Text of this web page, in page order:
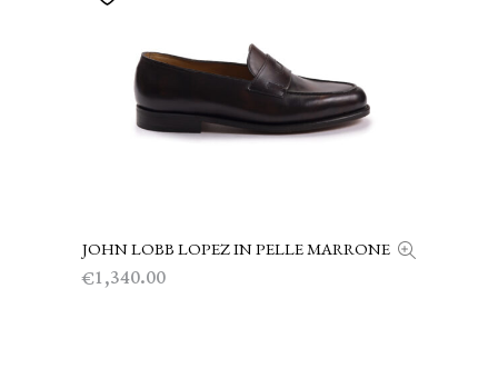
SCEGLI
JOHN LOBB LOPEZ IN PELLE MARRONE
€1,340.00